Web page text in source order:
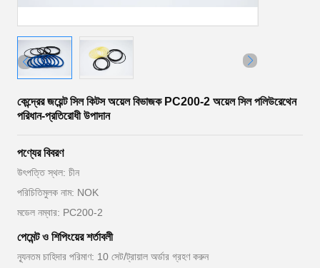
কেন্দ্রের জয়েন্ট সিল কিটস অয়েল বিভাজক PC200-2 অয়েল সিল পলিউরেথেন
পরিধান-প্রতিরোধী উপাদান
পণ্যের বিবরণ
উৎপত্তি স্থল: চীন
পরিচিতিমুলক নাম: NOK
মডেল নম্বার: PC200-2
পেমেন্ট ও শিপিংয়ের শর্তাবলী
ন্যূনতম চাহিদার পরিমাণ: 10 সেট/ট্রায়াল অর্ডার গ্রহণ করুন